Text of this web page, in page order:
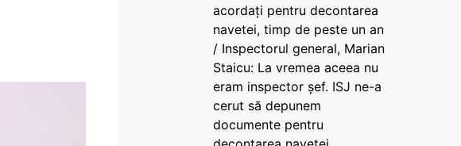
acordați pentru decontarea
navetei, timp de peste un an
/ Inspectorul general, Marian
Staicu: La vremea aceea nu
eram inspector șef. ISJ ne-a
cerut să depunem
documente pentru